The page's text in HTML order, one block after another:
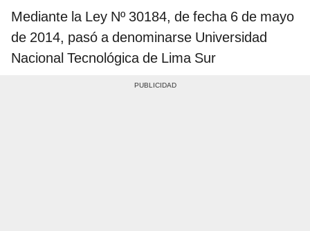
Mediante la Ley Nº 30184, de fecha 6 de mayo
de 2014, pasó a denominarse Universidad
Nacional Tecnológica de Lima Sur